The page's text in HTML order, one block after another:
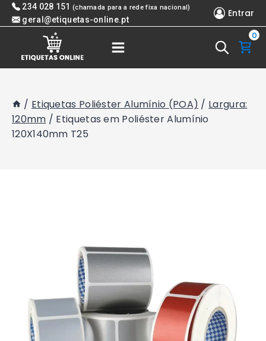
Skip 234 028 151 (chamada para a rede fixa nacional)
geral@etiquetas-online.pt
Entrar
0
/ Etiquetas Poliéster Alumínio (POA) / Largura:
120mm / Etiquetas em Poliéster Alumínio
120X140mm T25